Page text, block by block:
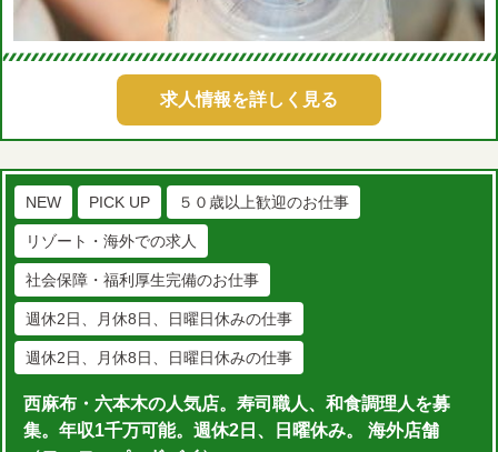
求人情報を詳しく見る
NEW PICK UP ５０歳以上歓迎のお仕事
リゾート・海外での求人
社会保障・福利厚生完備のお仕事
週休2日、月休8日、日曜日休みの仕事
週休2日、月休8日、日曜日休みの仕事
西麻布・六本木の人気店。寿司職人、和食調理人を募
集。年収1千万可能。週休2日、日曜休み。 海外店舗